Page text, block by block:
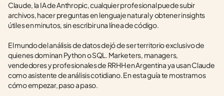
Claude, la IA de Anthropic, cualquier profesional puede subir
archivos, hacer preguntas en lenguaje natural y obtener insights
útiles en minutos, sin escribir una línea de código.
El mundo del análisis de datos dejó de ser territorio exclusivo de
quienes dominan Python o SQL. Marketers, managers,
vendedores y profesionales de RRHH en Argentina ya usan Claude
como asistente de análisis cotidiano. En esta guía te mostramos
cómo empezar, paso a paso.